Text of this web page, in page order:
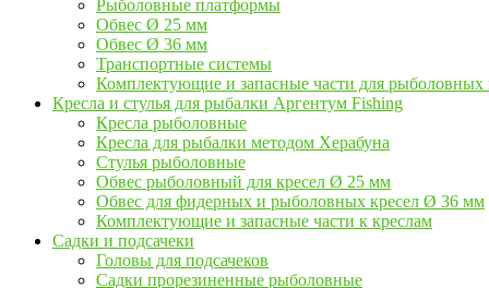
Рыболовные платформы
Обвес Ø 25 мм
Обвес Ø 36 мм
Транспортные системы
Комплектующие и запасные части для рыболовных
Кресла и стулья для рыбалки Аргентум Fishing
Кресла рыболовные
Кресла для рыбалки методом Херабуна
Стулья рыболовные
Обвес рыболовный для кресел Ø 25 мм
Обвес для фидерных и рыболовных кресел Ø 36 мм
Комплектующие и запасные части к креслам
Садки и подсачеки
Головы для подсачеков
Садки прорезиненные рыболовные